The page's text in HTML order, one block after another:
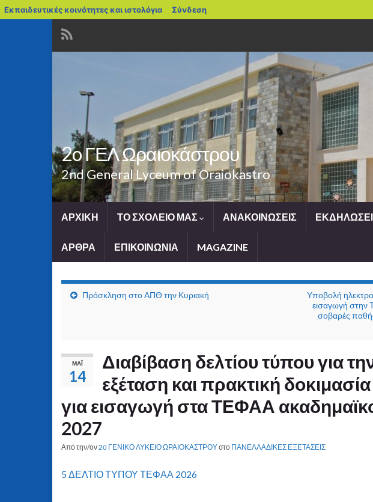
Εκπαιδευτικές κοινότητες και ιστολόγια blogs.sch.gr
Σύνδεση
2o ΓΕΛ Ωραιοκάστρου
2nd General Lyceum of Oraiokastro
ΑΡΧΙΚΗ ΤΟ ΣΧΟΛΕΙΟ ΜΑΣ ΑΝΑΚΟΙΝΩΣΕΙΣ
ΑΡΘΡΑ ΕΠΙΚΟΙΝΩΝΙΑ MAGAZINE
Πρόσκληση στο ΑΠΘ την Κυριακή
Υποβολή
εισαγωγή στην
σοβαρές
ΜΆΙ
14
Διαβίβαση δελτίου τύπου για
εξέταση και πρακτική
για εισαγωγή στα ΤΕΦΑΑ
2027
Από την/ον2ο ΓΕΝΙΚΟ ΛΥΚΕΙΟ ΩΡΑΙΟΚΑΣΤΡΟΥστο ΠΑΝΕΛΛΑΔΙΚΕΣ ΕΞΕΤΑΣΕΙΣ
5 ΔΕΛΤΙΟ ΤΥΠΟΥ ΤΕΦΑΑ 2026